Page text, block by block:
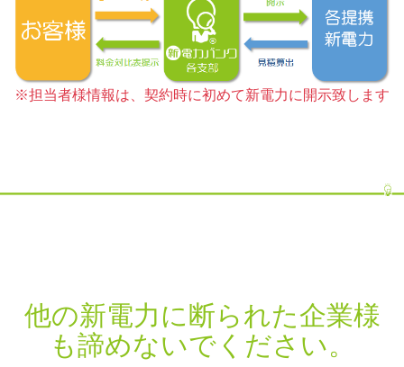
※担当者様情報は、契約時に初めて新電力に開示致します
他の新電力に断られた企業様
も諦めないでください。